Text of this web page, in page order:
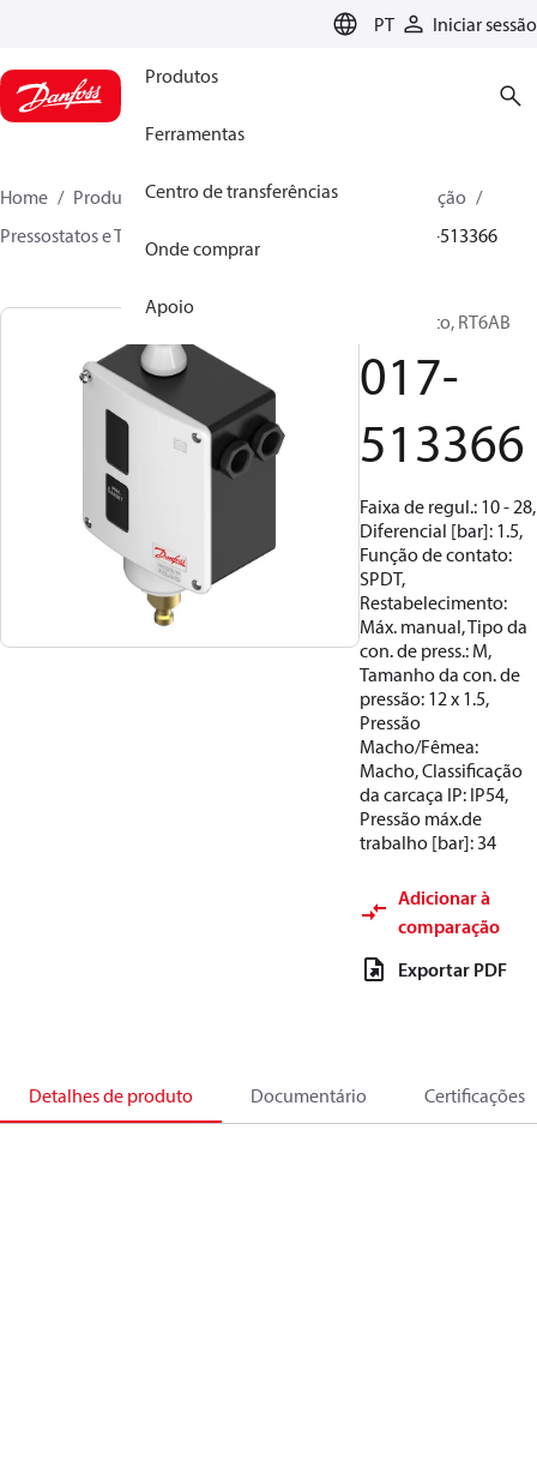
PT Iniciar sessão
Produtos
Ferramentas
Centro de transferências
Onde comprar
Apoio
Home Produtos
Soluções climáticas para refrigeração
Pressostatos e Termostatos
017-513366
Pressostato, RT6AB
017-
513366
Faixa de regul.: 10 - 28,
Diferencial [bar]: 1.5,
Função de contato:
SPDT,
Restabelecimento:
Máx. manual, Tipo da
con. de press.: M,
Tamanho da con. de
pressão: 12 x 1.5,
Pressão
Macho/Fêmea:
Macho, Classificação
da carcaça IP: IP54,
Pressão máx.de
trabalho [bar]: 34
Adicionar à
comparação
Exportar PDF
Detalhes de produto Documentário Certificações